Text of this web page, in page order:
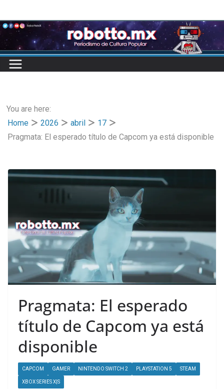
to
content
You are here:
Home
2026 abril
17
Pragmata: El esperado título de Capcom ya está disponible
Pragmata: El esperado
título de Capcom ya está
disponible
CAPCOM GAMER NINTENDO SWITCH 2 PLAYSTATION 5 STEAM
XBOX SERIES X|S